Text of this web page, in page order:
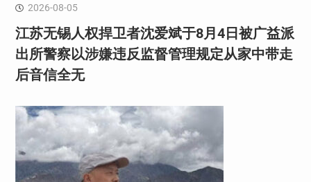
2026-08-05
江苏无锡人权捍卫者沈爱斌于8月4日被广益派
出所警察以涉嫌违反监督管理规定从家中带走
后音信全无